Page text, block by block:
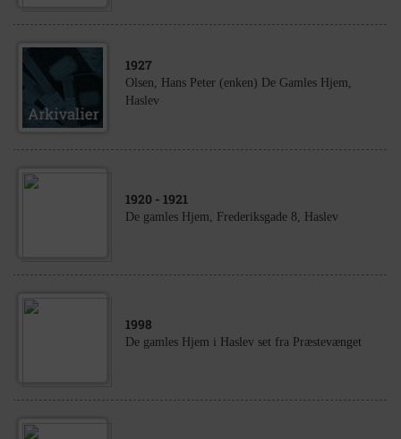
1927
Olsen, Hans Peter (enken) De Gamles Hjem,
Haslev
1920 - 1921
De gamles Hjem, Frederiksgade 8, Haslev
1998
De gamles Hjem i Haslev set fra Præstevænget